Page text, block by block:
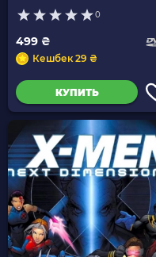
0
499 ₴
Кешбек 29 ₴
КУПИТЬ